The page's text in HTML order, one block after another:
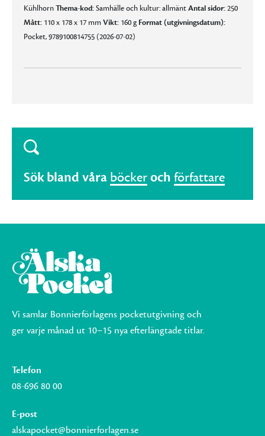
KühlhornThema-kod:Samhälle och kultur: allmäntAntal sidor:250
Mått: 110 x 178 x 17 mmVikt: 160 g Format (utgivningsdatum):
Pocket, 9789100814755 (2026-07-02)
Sök bland våra böckeroch författare
Vi samlar Bonnierförlagens pocketutgivning och
ger varje månad ut 10–15 nya efterlängtade titlar.
Telefon
08-696 80 00
E-post
alskapocket@bonnierforlagen.se